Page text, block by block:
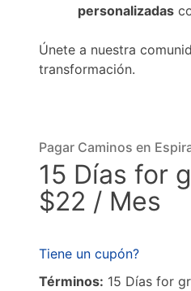
personalizadas
Únete a nuestra
transformación.
Pagar Caminos en
15 Días for
$22 / Mes
Tiene un cupón?
Términos: 15 Días for